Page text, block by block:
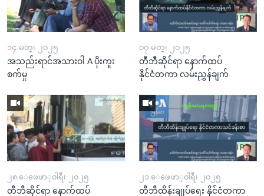
၁၄ မတ္၊ ၂၀၂၅
အသည်းရာင်အသားဝါ A ပိုးကူး
စက်မှု
၀၇ မတ္၊ ၂၀၂၅
တီဘီဆိုင်ရာ နောက်ထပ်
နိုင်ငံတကာ လမ်းညွှန်ချက်
၂၈ ေဖေဖာ္၀ါရီ၊ ၂၀၂၅
တီဘီဆိုင်ရာ နောက်ထပ်
၂၁ ေဖေဖာ္၀ါရီ၊ ၂၀၂၅
တီဘီထိန်းချုပ်ရေး နိုင်ငံတကာ